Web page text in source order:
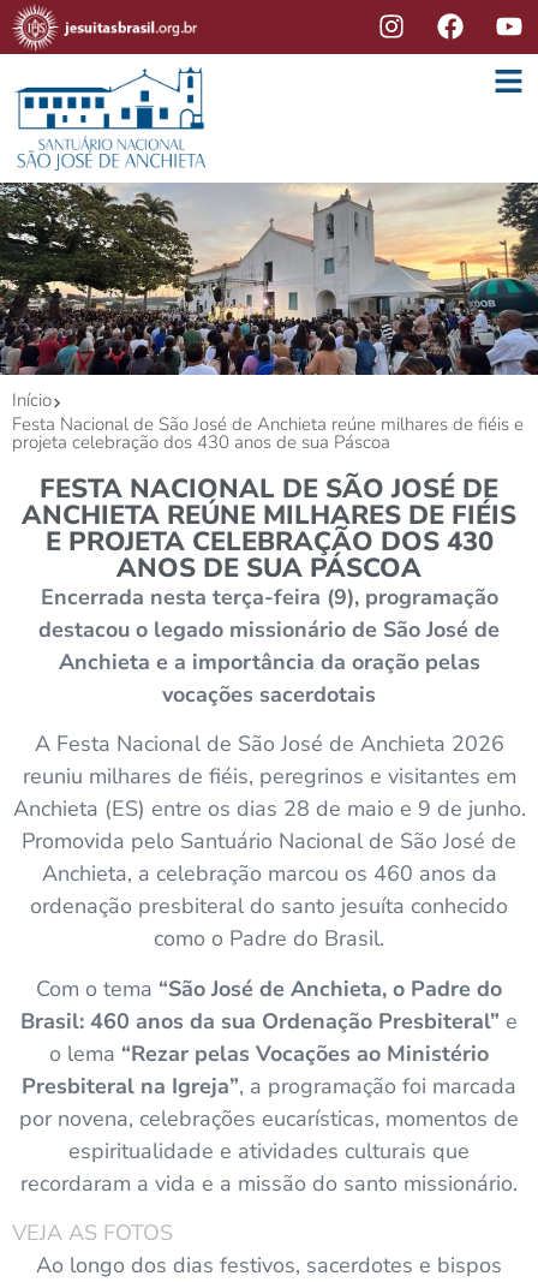
Início
Festa Nacional de São José de Anchieta reúne milhares de fiéis e
projeta celebração dos 430 anos de sua Páscoa
FESTA NACIONAL DE SÃO JOSÉ DE
ANCHIETA REÚNE MILHARES DE FIÉIS
E PROJETA CELEBRAÇÃO DOS 430
ANOS DE SUA PÁSCOA
Encerrada nesta terça-feira (9), programação
destacou o legado missionário de São José de
Anchieta e a importância da oração pelas
vocações sacerdotais
A Festa Nacional de São José de Anchieta 2026
reuniu milhares de fiéis, peregrinos e visitantes em
Anchieta (ES) entre os dias 28 de maio e 9 de junho.
Promovida pelo Santuário Nacional de São José de
Anchieta, a celebração marcou os 460 anos da
ordenação presbiteral do santo jesuíta conhecido
como o Padre do Brasil.
Com o tema “São José de Anchieta, o Padre do
Brasil: 460 anos da sua Ordenação Presbiteral” e
o lema “Rezar pelas Vocações ao Ministério
Presbiteral na Igreja”, a programação foi marcada
por novena, celebrações eucarísticas, momentos de
espiritualidade e atividades culturais que
recordaram a vida e a missão do santo missionário.
VEJA AS FOTOS
Ao longo dos dias festivos, sacerdotes e bispos